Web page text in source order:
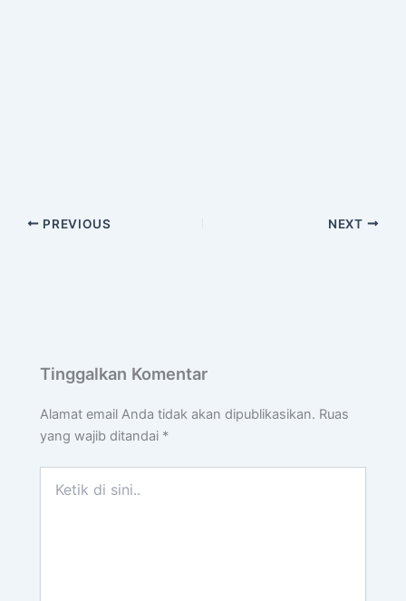
PREVIOUS NEXT
Tinggalkan Komentar
Alamat email Anda tidak akan dipublikasikan. Ruas
yang wajib ditandai *